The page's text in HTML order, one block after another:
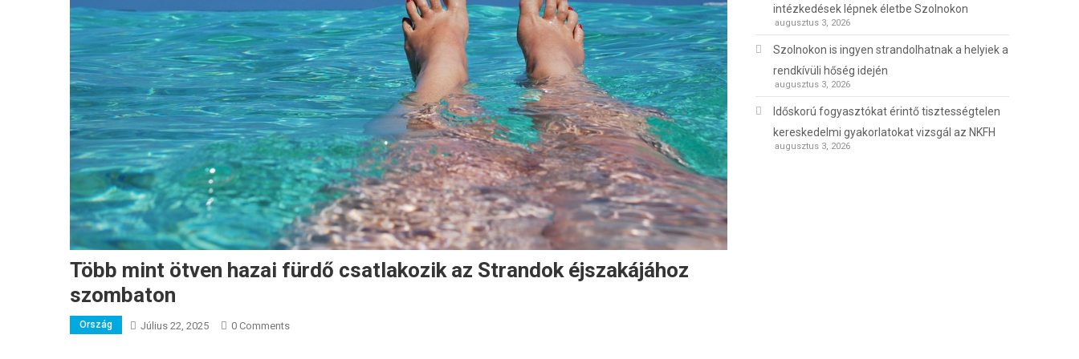
Több mint ötven hazai fürdő csatlakozik az Strandok éjszakájához
szombaton
Ország Július 22, 2025 0 Comments
intézkedések lépnek életbe Szolnokon
augusztus 3, 2026
Szolnokon is ingyen strandolhatnak a helyiek a
rendkívüli hőség idején
augusztus 3, 2026
Időskorú fogyasztókat érintő tisztességtelen
kereskedelmi gyakorlatokat vizsgál az NKFH
augusztus 3, 2026